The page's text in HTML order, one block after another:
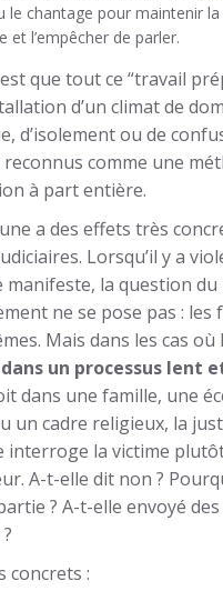
le chantage pour maintenir
et l’empêcher de parler.
que tout ce “travail
d’un climat de
d’isolement ou de
comme une
à part entière.
a des effets très
Lorsqu’il y a
manifeste, la question du
ne se pose pas : les
Mais dans les cas où
dans un processus lent
dans une famille, une
un cadre religieux, la
interroge la victime
A-t-elle dit non ?
? A-t-elle envoyé
concrets :